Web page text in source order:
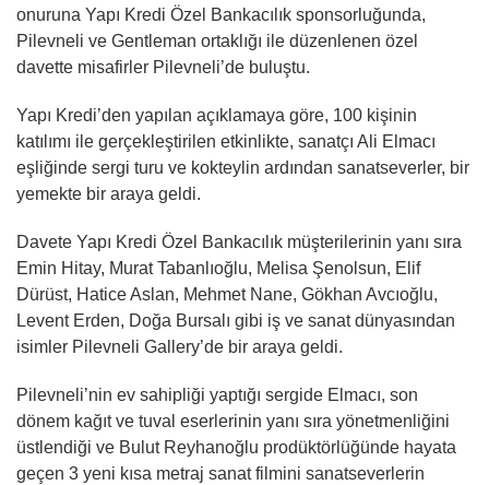
onuruna Yapı Kredi Özel Bankacılık sponsorluğunda,
Pilevneli ve Gentleman ortaklığı ile düzenlenen özel
davette misafirler Pilevneli’de buluştu.
Yapı Kredi’den yapılan açıklamaya göre, 100 kişinin
katılımı ile gerçekleştirilen etkinlikte, sanatçı Ali Elmacı
eşliğinde sergi turu ve kokteylin ardından sanatseverler, bir
yemekte bir araya geldi.
Davete Yapı Kredi Özel Bankacılık müşterilerinin yanı sıra
Emin Hitay, Murat Tabanlıoğlu, Melisa Şenolsun, Elif
Dürüst, Hatice Aslan, Mehmet Nane, Gökhan Avcıoğlu,
Levent Erden, Doğa Bursalı gibi iş ve sanat dünyasından
isimler Pilevneli Gallery’de bir araya geldi.
Pilevneli’nin ev sahipliği yaptığı sergide Elmacı, son
dönem kağıt ve tuval eserlerinin yanı sıra yönetmenliğini
üstlendiği ve Bulut Reyhanoğlu prodüktörlüğünde hayata
geçen 3 yeni kısa metraj sanat filmini sanatseverlerin